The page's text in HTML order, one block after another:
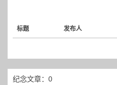
标题 发布人
纪念文章：0